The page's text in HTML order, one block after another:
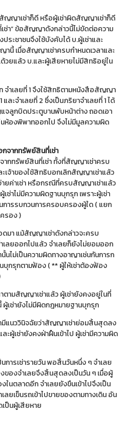
สัญญาเช่าก็ดี หรือผู้เช่าผิดสัญญาเช่าก็ดี
ช่า” ข้อสัญญาดังกล่าวนี้ไม่ขัดต่อความ
ะชาชนจึงใช้บังคับได้ บ.ผู้เช่าและ
านี้ เมื่อสัญญาเช่าครบกำหนดเวลาและ
วยแล้ว บ.และผู้เสียหายไม่มีสิทธิอยู่ใน
จำเลยที่ 1 จึงใช้สิทธิตามหนังสือสัญญา
ละจำเลยที่ 2 ซึ่งเป็นภริยาจำเลยที่ 1 ได้
จลูกบิดประตูบานพับหน้าต่าง ถอดเอา
ห้องพิพาทออกไป จึงไม่มีมูลความผิด
จากทรัพย์สินที่เช่า
กทรัพย์สินที่เช่า ทั้งที่สัญญาเช่าครบ
ะเจ้าของใช้สิทธิบอกเลิกสัญญาเช่าแล้ว
ยค่าเช่า หรือกรณีที่ครบสัญญาเช่าแล้ว
ช่าไม่มีความผิดฐานบุกรุก เพราะผู้เช่า
ารรบกวนการครอบครองผู้ใด ( แยก
รอง )
มา แม้สัญญาเช่าดังกล่าวจะครบ
เลยออกไปแล้ว จำเลยก็ยังไม่ยอมออก
นั้นไม่เป็นความผิดทางอาญาเช่นกันการก
บุกรุกตามฟ้อง ( ** ผู้ให้เช่าต้องฟ้อง
ตามสัญญาเช่าแล้ว ผู้เช่ายังคงอยู่ในที่
ผู้เช่ายังไม่มีผิดกฎหมายฐานบุกรุก
มีแนววินิจฉัยว่าสัญญาเช่าย่อมสิ้นสุดลง
ละผู้เช่ายังคงฝ่าฝืนเข้าไป ผู้เช่ามีความผิด
การเช่ารายวัน พอสิ้นวันหนึ่ง ๆ จำเลย
องจำเลยจึงสิ้นสุดลงเป็นวัน ๆ เมื่อผู้
ในตลาดอีก จำเลยยังขืนเข้าไปจึงเป็น
ยเข็นรถเข้าไปขายของตามทางเดิน อัน
ป็นผู้เสียหาย